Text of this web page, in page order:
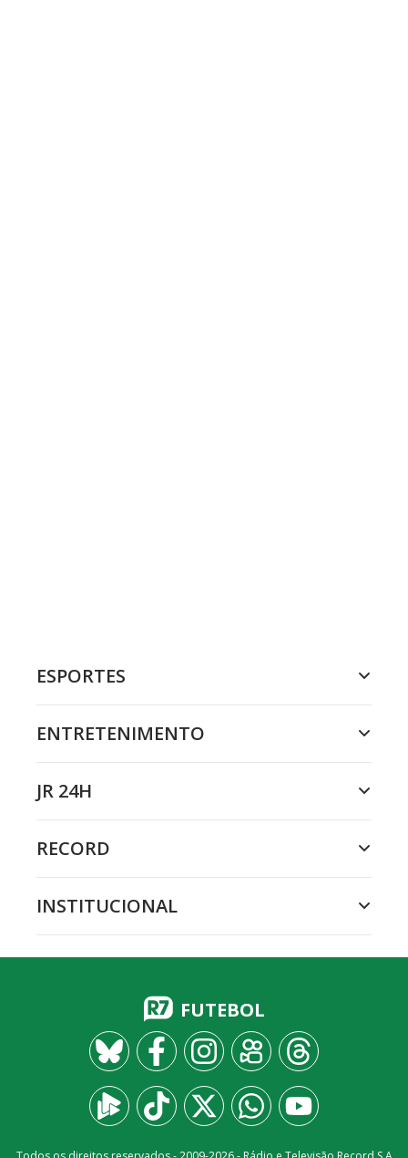
ESPORTES
ENTRETENIMENTO
JR 24H
RECORD
INSTITUCIONAL
FUTEBOL